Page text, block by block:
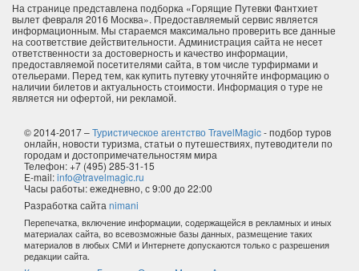
На странице представлена подборка «Горящие Путевки Фантхиет
вылет февраля 2016 Москва». Предоставляемый сервис является
информационным. Мы стараемся максимально проверить все данные
на соответствие действительности. Администрация сайта не несет
ответственности за достоверность и качество информации,
предоставляемой посетителями сайта, в том числе турфирмами и
отельерами. Перед тем, как купить путевку уточняйте информацию о
наличии билетов и актуальность стоимости. Информация о туре не
является ни офертой, ни рекламой.
© 2014-2017 –Туристическое агентство TravelMagic- подбор туров
онлайн, новости туризма, статьи о путешествиях, путеводители по
городам и достопримечательностям мира
Телефон: +7 (495) 285-31-15
E-mail:info@travelmagic.ru
Часы работы: ежедневно, с 9:00 до 22:00
Разработка сайта nimani
Перепечатка, включение информации, содержащейся в рекламных и иных
материалах сайта, во всевозможные базы данных, размещение таких
материалов в любых СМИ и Интернете допускаются только с разрешения
редакции сайта.